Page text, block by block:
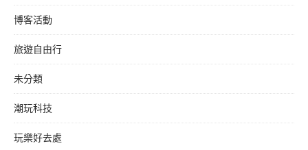
博客活動
旅遊自由行
未分類
潮玩科技
玩樂好去處